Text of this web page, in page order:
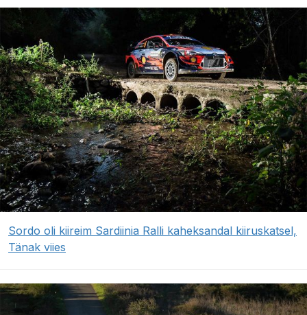
Sordo oli kiireim Sardiinia Ralli kaheksandal kiiruskatsel,
Tänak viies